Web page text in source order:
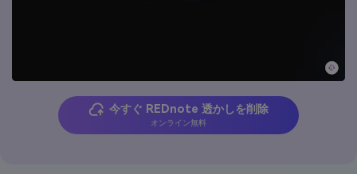
今すぐ REDnote 透かしを削除
オンライン無料